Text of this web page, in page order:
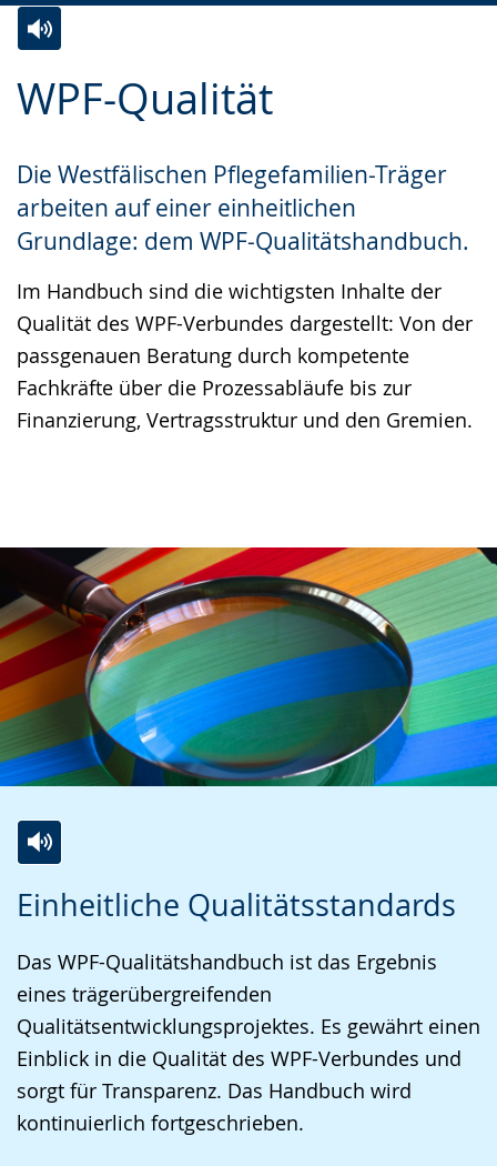
WPF-Qualität
Die Westfälischen Pflegefamilien-Träger
arbeiten auf einer einheitlichen
Grundlage: dem WPF-Qualitätshandbuch.
Im Handbuch sind die wichtigsten Inhalte der
Qualität des WPF-Verbundes dargestellt: Von der
passgenauen Beratung durch kompetente
Fachkräfte über die Prozessabläufe bis zur
Finanzierung, Vertragsstruktur und den Gremien.
Leichten
wechseln.
Audio-
Unterstützung.
Video
Deutscher
Gebärdensprache
wird
angezeigt.
Einheitliche Qualitätsstandards
Das WPF-Qualitätshandbuch ist das Ergebnis
eines trägerübergreifenden
Qualitätsentwicklungsprojektes. Es gewährt einen
Einblick in die Qualität des WPF-Verbundes und
sorgt für Transparenz. Das Handbuch wird
kontinuierlich fortgeschrieben.
u
L
e
i
c
h
t
k
i
v
i
e
r
e
i
V
i
d
e
o
i